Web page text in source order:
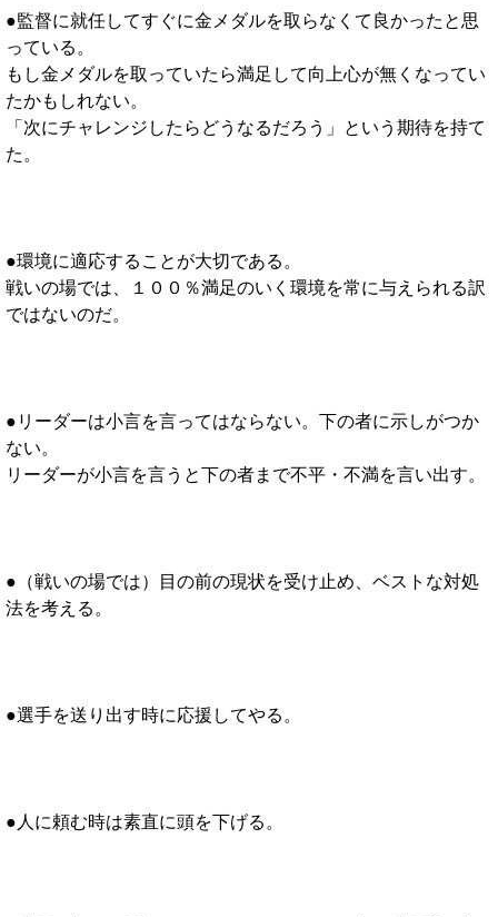
●監督に就任してすぐに金メダルを取らなくて良かったと思
っている。
もし金メダルを取っていたら満足して向上心が無くなってい
たかもしれない。
「次にチャレンジしたらどうなるだろう」という期待を持て
た。
●環境に適応することが大切である。
戦いの場では、１００％満足のいく環境を常に与えられる訳
ではないのだ。
●リーダーは小言を言ってはならない。下の者に示しがつか
ない。
リーダーが小言を言うと下の者まで不平・不満を言い出す。
●（戦いの場では）目の前の現状を受け止め、ベストな対処
法を考える。
●選手を送り出す時に応援してやる。
●人に頼む時は素直に頭を下げる。